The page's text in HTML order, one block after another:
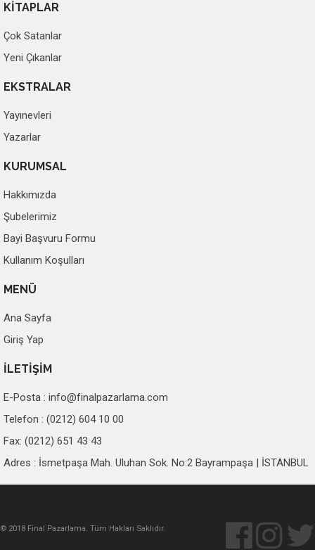
KİTAPLAR
Çok Satanlar
Yeni Çıkanlar
EKSTRALAR
Yayınevleri
Yazarlar
KURUMSAL
Hakkımızda
Şubelerimiz
Bayi Başvuru Formu
Kullanım Koşulları
MENÜ
Ana Sayfa
Giriş Yap
İLETİŞİM
E-Posta : info@finalpazarlama.com
Telefon : (0212) 604 10 00
Fax: (0212) 651 43 43
Adres : İsmetpaşa Mah. Uluhan Sok. No:2 Bayrampaşa | İSTANBUL
© 2018 Final Pazarlama. Tüm Hakları Saklıdır.